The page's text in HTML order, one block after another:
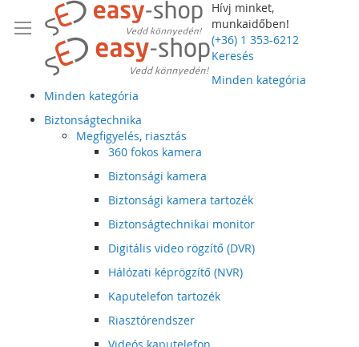
Hívj minket,
munkaidőben!
(+36) 1 353-6212
Keresés
Minden kategória
Minden kategória
Biztonságtechnika
Megfigyelés, riasztás
360 fokos kamera
Biztonsági kamera
Biztonsági kamera tartozék
Biztonságtechnikai monitor
Digitális video rögzítő (DVR)
Hálózati képrögzítő (NVR)
Kaputelefon tartozék
Riasztórendszer